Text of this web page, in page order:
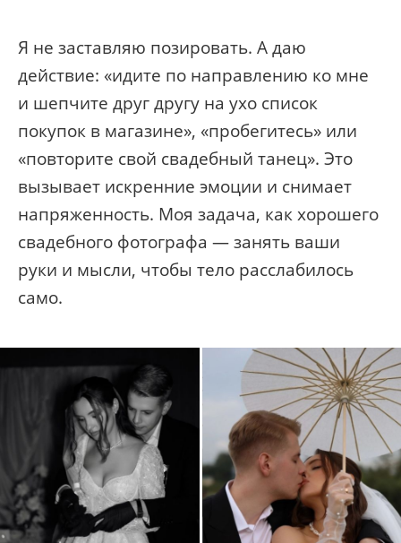
Я не заставляю позировать. А даю
действие: «идите по направлению ко мне
и шепчите друг другу на ухо список
покупок в магазине», «пробегитесь» или
«повторите свой свадебный танец». Это
вызывает искренние эмоции и снимает
напряженность. Моя задача, как хорошего
свадебного фотографа — занять ваши
руки и мысли, чтобы тело расслабилось
само.